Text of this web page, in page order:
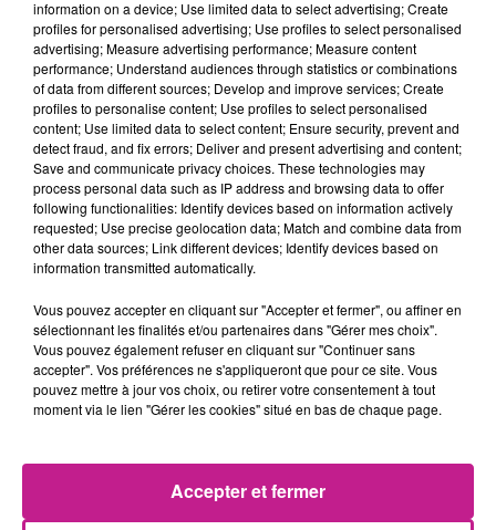
Voir cette publication sur Instagram
Une publication partagée par badgalriri (@badgalriri)
TITRES DIFFUSÉS Voir plus
information on a device; Use limited data to select advertising; Create
profiles for personalised advertising; Use profiles to select personalised
advertising; Measure advertising performance; Measure content
performance; Understand audiences through statistics or combinations
of data from different sources; Develop and improve services; Create
profiles to personalise content; Use profiles to select personalised
content; Use limited data to select content; Ensure security, prevent and
detect fraud, and fix errors; Deliver and present advertising and content;
Save and communicate privacy choices. These technologies may
process personal data such as IP address and browsing data to offer
following functionalities: Identify devices based on information actively
requested; Use precise geolocation data; Match and combine data from
other data sources; Link different devices; Identify devices based on
information transmitted automatically.
Vous pouvez accepter en cliquant sur "Accepter et fermer", ou affiner en
sélectionnant les finalités et/ou partenaires dans "Gérer mes choix".
Vous pouvez également refuser en cliquant sur "Continuer sans
accepter". Vos préférences ne s'appliqueront que pour ce site. Vous
pouvez mettre à jour vos choix, ou retirer votre consentement à tout
moment via le lien "Gérer les cookies" situé en bas de chaque page.
Accepter et fermer